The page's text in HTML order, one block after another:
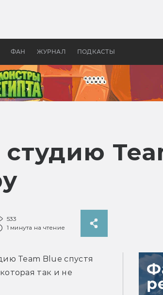
ФАН ЖУРНАЛ ПОДКАСТЫ
Древней Грецией
533
1 минута на чтение
Team Blue спустя
так и не